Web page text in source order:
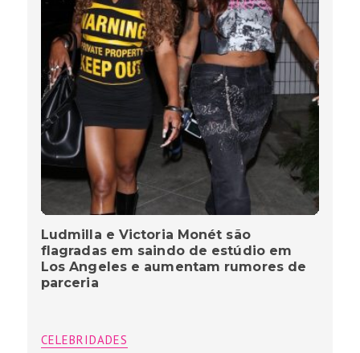
Ludmilla e Victoria Monét são
flagradas em saindo de estúdio em
Los Angeles e aumentam rumores de
parceria
CELEBRIDADES